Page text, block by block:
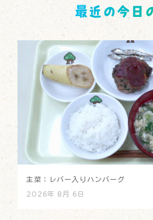
最近の今日
主菜：レバー入りハンバーグ
2026年 8月 6日